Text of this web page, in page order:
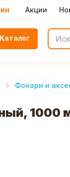
Акции
Каталог
Фонари и
1000